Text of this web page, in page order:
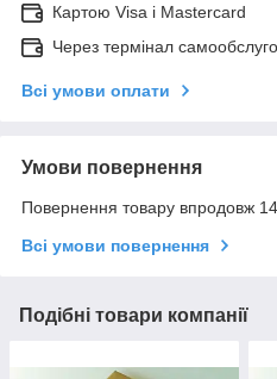
Картою Visa і Mastercard
Через термінал
Всі умови оплати
Умови повернення
Повернення товару впродовж
Всі умови повернення
Подібні товари компанії